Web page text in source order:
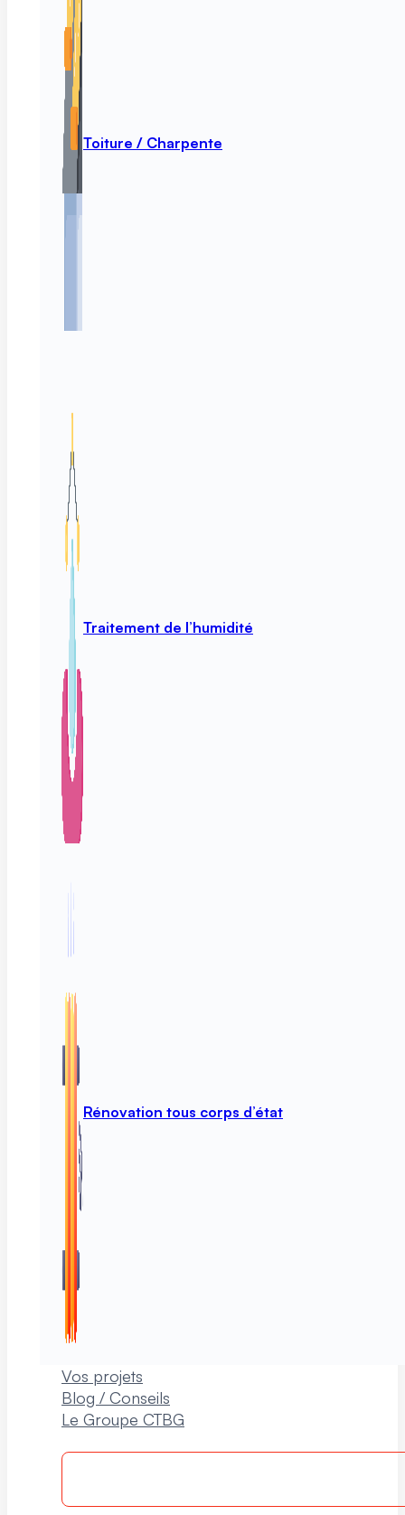
Toiture / Charpente
Traitement de l’humidité
Rénovation tous corps d’état
Vos projets
Blog / Conseils
Le Groupe CTBG